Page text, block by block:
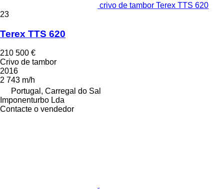
crivo de tambor Terex TTS 620
23
Terex TTS 620
210 500 €
Crivo de tambor
2016
2 743 m/h
Portugal, Carregal do Sal
Imponenturbo Lda
Contacte o vendedor